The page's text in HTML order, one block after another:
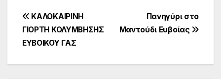
Πλοήγηση
άρθρων
Πανηγύρι στο
Μαντούδι Ευβοίας
ΚΑΛΟΚΑΙΡΙΝΗ
ΓΙΟΡΤΗ ΚΟΛΥΜΒΗΣΗΣ
ΕΥΒΟΙΚΟΥ ΓΑΣ